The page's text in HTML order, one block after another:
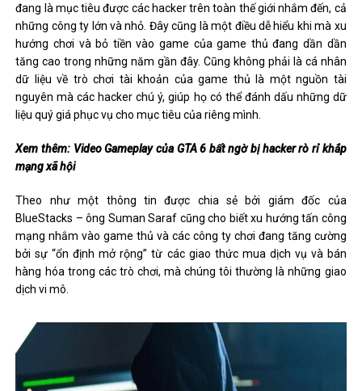
đang là mục tiêu được các hacker trên toàn thế giới nhắm đến, cả
những công ty lớn và nhỏ. Đây cũng là một điều dễ hiểu khi mà xu
hướng chơi và bỏ tiền vào game của game thủ đang dần dần
tăng cao trong những năm gần đây. Cũng không phải là cá nhân
dữ liệu về trò chơi tài khoản của game thủ là một nguồn tài
nguyên mà các hacker chú ý, giúp họ có thể đánh dấu những dữ
liệu quý giá phục vụ cho mục tiêu của riêng mình.
Xem thêm: Video Gameplay của GTA 6 bất ngờ bị hacker rò rỉ khắp
mạng xã hội
Theo như một thông tin được chia sẻ bởi giám đốc của
BlueStacks – ông Suman Saraf cũng cho biết xu hướng tấn công
mạng nhắm vào game thủ và các công ty chơi đang tăng cường
bởi sự “ổn định mở rộng” từ các giao thức mua dịch vụ và bán
hàng hóa trong các trò chơi, mà chúng tôi thường là những giao
dịch vi mô.